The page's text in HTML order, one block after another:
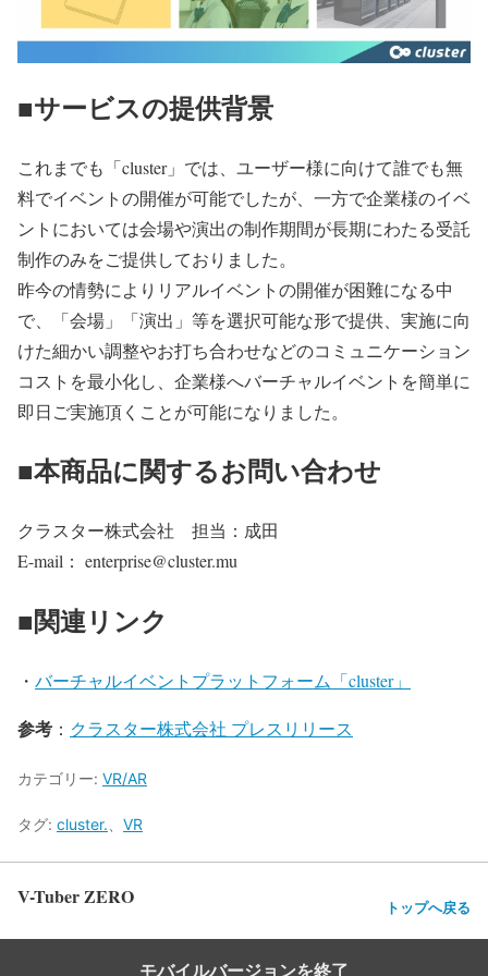
■サービスの提供背景
これまでも「cluster」では、ユーザー様に向けて誰でも無
料でイベントの開催が可能でしたが、一方で企業様のイベ
ントにおいては会場や演出の制作期間が長期にわたる受託
制作のみをご提供しておりました。
昨今の情勢によりリアルイベントの開催が困難になる中
で、「会場」「演出」等を選択可能な形で提供、実施に向
けた細かい調整やお打ち合わせなどのコミュニケーション
コストを最小化し、企業様へバーチャルイベントを簡単に
即日ご実施頂くことが可能になりました。
■本商品に関するお問い合わせ
クラスター株式会社 担当：成田
E-mail： enterprise@cluster.mu
■関連リンク
・ バーチャルイベントプラットフォーム「cluster」
参考 ： クラスター株式会社 プレスリリース
カテゴリー: VR/AR
タグ: cluster. VR
V-Tuber ZERO トップへ戻る
モバイルバージョンを終了